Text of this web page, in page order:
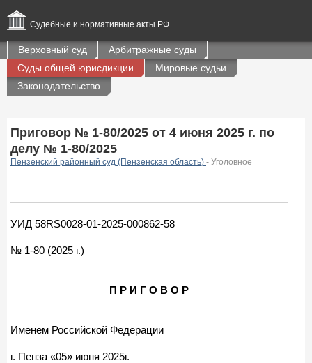
Судебные и нормативные акты РФ
Верховный суд
Арбитражные суды
Суды общей юрисдикции
Мировые судьи
Законодательство
Приговор № 1-80/2025 от 4 июня 2025 г. по
делу № 1-80/2025
Пензенский районный суд (Пензенская область) - Уголовное
УИД 58RS0028-01-2025-000862-58
№ 1-80 (2025 г.)
П Р И Г О В О Р
Именем Российской Федерации
г. Пенза «05» июня 2025г.